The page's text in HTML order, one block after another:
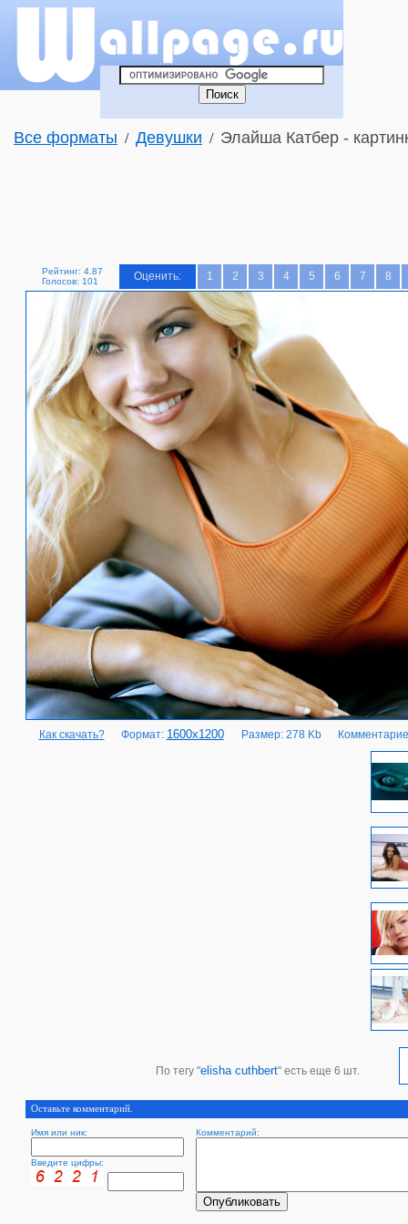
Все форматы / Девушки / Элайша Катбер -
Рейтинг: 4.87
Голосов: 101
Оценить: 1 2 3 4 5 6 7 8
Как скачать? Формат: 1600x1200 Размер: 278 Kb
По тегу "elisha cuthbert" есть еще 6 шт.
Оставьте комментарий.
Имя или ник: Комментарий:
Введите цифры: